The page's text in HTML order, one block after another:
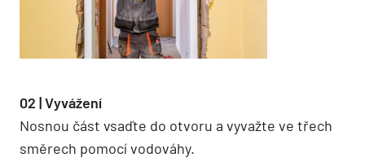
02 | Vyvážení
Nosnou část vsaďte do otvoru a vyvažte ve třech
směrech pomocí vodováhy.